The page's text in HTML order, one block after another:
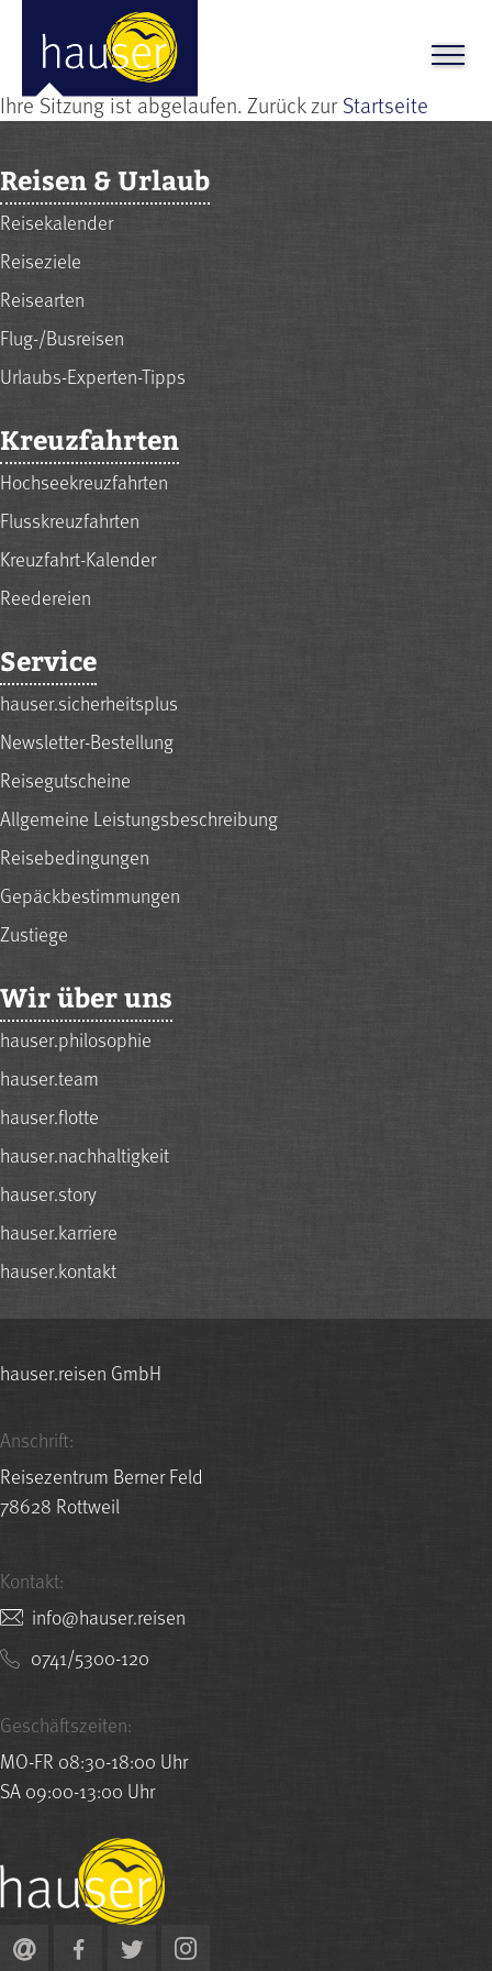
Ihre Sitzung ist abgelaufen. Zurück zur Startseite
Reisen & Urlaub
Reisekalender
Reiseziele
Reisearten
Flug-/Busreisen
Urlaubs-Experten-Tipps
Kreuzfahrten
Hochseekreuzfahrten
Flusskreuzfahrten
Kreuzfahrt-Kalender
Reedereien
Service
hauser.sicherheitsplus
Newsletter-Bestellung
Reisegutscheine
Allgemeine Leistungsbeschreibung
Reisebedingungen
Gepäckbestimmungen
Zustiege
Wir über uns
hauser.philosophie
hauser.team
hauser.flotte
hauser.nachhaltigkeit
hauser.story
hauser.karriere
hauser.kontakt
hauser.reisen GmbH
Anschrift:
Reisezentrum Berner Feld
78628 Rottweil
Kontakt:
nesier.resuah@ofni
0741/5300-120
Geschäftszeiten:
MO-FR 08:30-18:00 Uhr
SA 09:00-13:00 Uhr